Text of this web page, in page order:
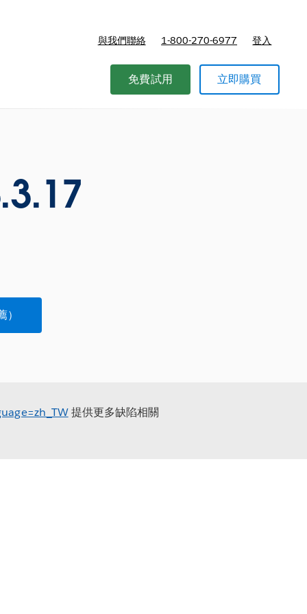
與我們聯絡 1-800-270-6977 登入
免費試用 立即購買
提供更多缺陷相關